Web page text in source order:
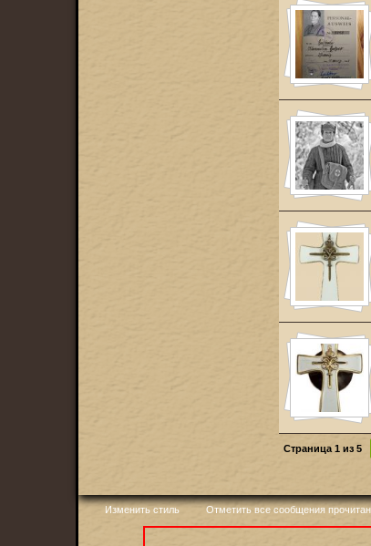
Страница 1 из 5
Изменить стиль Отметить все сообщения